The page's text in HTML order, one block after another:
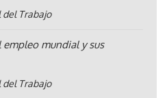
del Trabajo
mundial y sus
del Trabajo